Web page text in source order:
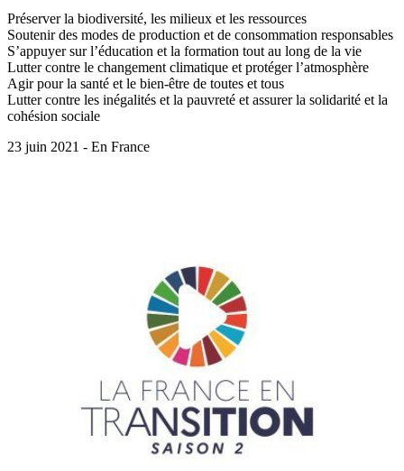
Préserver la biodiversité, les milieux et les ressources
Soutenir des modes de production et de consommation responsables
S’appuyer sur l’éducation et la formation tout au long de la vie
Lutter contre le changement climatique et protéger l’atmosphère
Agir pour la santé et le bien-être de toutes et tous
Lutter contre les inégalités et la pauvreté et assurer la solidarité et la
cohésion sociale
23 juin 2021 - En France